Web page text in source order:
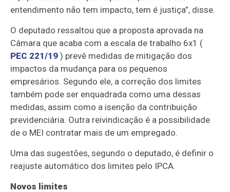
entendimento não tem impacto, tem é justiça”, disse.
O deputado ressaltou que a proposta aprovada na
Câmara que acaba com a escala de trabalho 6x1 (
PEC 221/19 ) prevê medidas de mitigação dos
impactos da mudança para os pequenos
empresários. Segundo ele, a correção dos limites
também pode ser enquadrada como uma dessas
medidas, assim como a isenção da contribuição
previdenciária. Outra reivindicação é a possibilidade
de o MEI contratar mais de um empregado.
Uma das sugestões, segundo o deputado, é definir o
reajuste automático dos limites pelo IPCA.
Novos limites